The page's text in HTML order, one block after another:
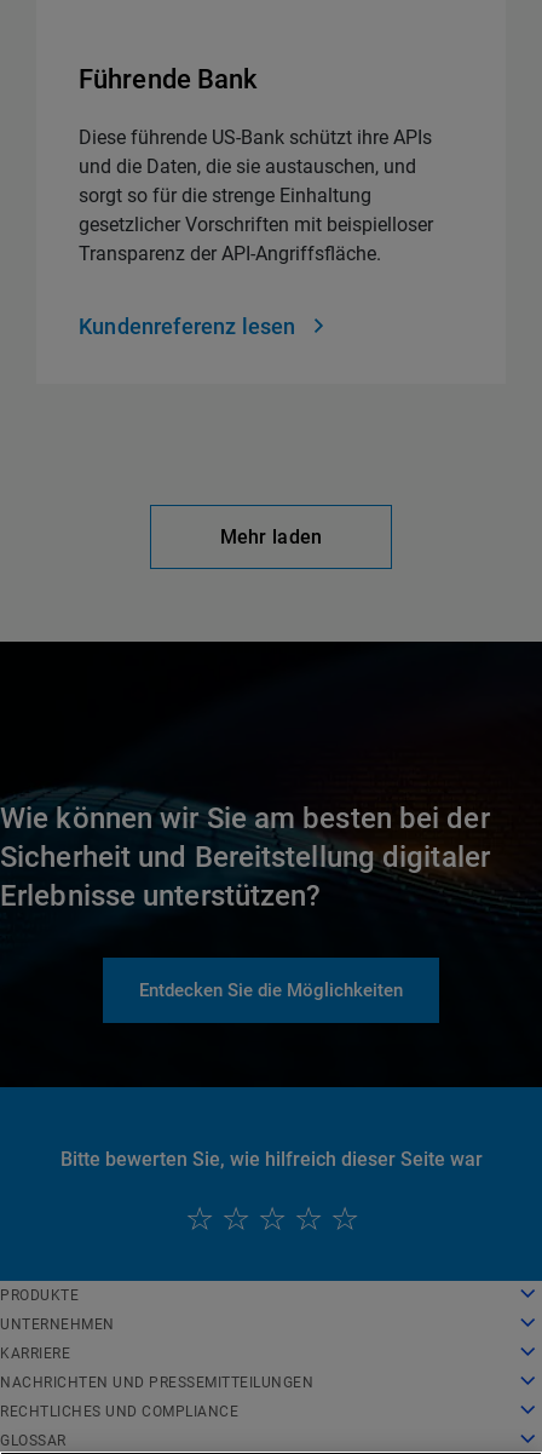
Führende Bank
Diese führende US-Bank schützt ihre APIs
und die Daten, die sie austauschen, und
sorgt so für die strenge Einhaltung
gesetzlicher Vorschriften mit beispielloser
Transparenz der API-Angriffsfläche.
Kundenreferenz lesen
Mehr laden
Wie können wir Sie am besten bei der
Sicherheit und Bereitstellung digitaler
Erlebnisse unterstützen?
Entdecken Sie die Möglichkeiten
Bitte bewerten Sie, wie hilfreich dieser Seite war
PRODUKTE
Cloud Computing
Sicherheit
Inhaltsbereitstellung
Alle Produkte und Testversionen
Global Services
UNTERNEHMEN
Über uns
Geschichte
Unternehmensführung
Auszeichnungen
KARRIERE
Karriere
Arbeiten bei Akamai
Studenten und Absolventen
NACHRICHTEN UND PRESSEMITTEILUNGEN
Nachrichten und Pressemitteilungen
Pressemitteilungen
RECHTLICHES UND COMPLIANCE
Rechtliches
GLOSSAR
Deutsch
Español
Français
Italiano
Português
中文